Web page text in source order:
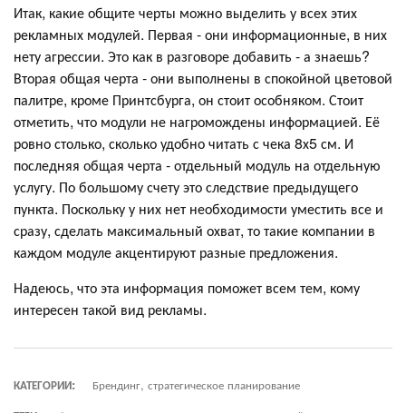
Итак, какие общите черты можно выделить у всех этих
рекламных модулей. Первая - они информационные, в них
нету агрессии. Это как в разговоре добавить - а знаешь?
Вторая общая черта - они выполнены в спокойной цветовой
палитре, кроме Принтсбурга, он стоит особняком. Стоит
отметить, что модули не нагромождены информацией. Её
ровно столько, сколько удобно читать с чека 8х5 см. И
последняя общая черта - отдельный модуль на отдельную
услугу. По большому счету это следствие предыдущего
пункта. Поскольку у них нет необходимости уместить все и
сразу, сделать максимальный охват, то такие компании в
каждом модуле акцентируют разные предложения.
Надеюсь, что эта информация поможет всем тем, кому
интересен такой вид рекламы.
КАТЕГОРИИ:
Брендинг, стратегическое планирование